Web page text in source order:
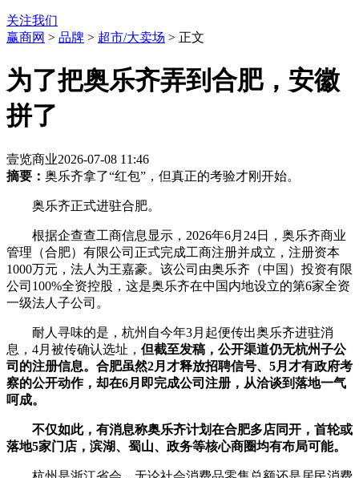
关注我们
赢商网 > 品牌 > 超市/大卖场 > 正文
为了把奥乐齐弄到合肥，安徽
拼了
壹览商业2026-07-08 11:46
摘要： 奥乐齐拿了“红包”，但真正的考验才刚开始。
奥乐齐正式进驻合肥。
根据企查查工商信息显示，2026年6月24日，奥乐齐商业
管理（合肥）有限公司正式完成工商注册并成立，注册资本
1000万元，法人为王嘉豪。该公司由奥乐齐（中国）投资有限
公司100%全资控股，这是奥乐齐在中国内地设立的第6家全资
一级法人子公司。
耐人寻味的是，杭州自今年3月起便传出奥乐齐进驻消
息，4月被传确认选址， 但截至发稿，公开渠道仍无杭州子公
司的注册信息。合肥虽然2月才释放招聘信号、5月才有政府考
察的公开动作，却在6月即完成公司注册，从洽谈到落地一气
呵成。
不仅如此， 有消息称奥乐齐计划在合肥多店同开 ，首轮或
落地5家门店， 滨湖、 蜀山、政务等核心商圈均有布局可能。